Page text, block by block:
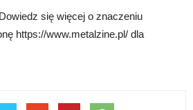
się więcej o znaczeniu
https://www.metalzine.pl/ dla